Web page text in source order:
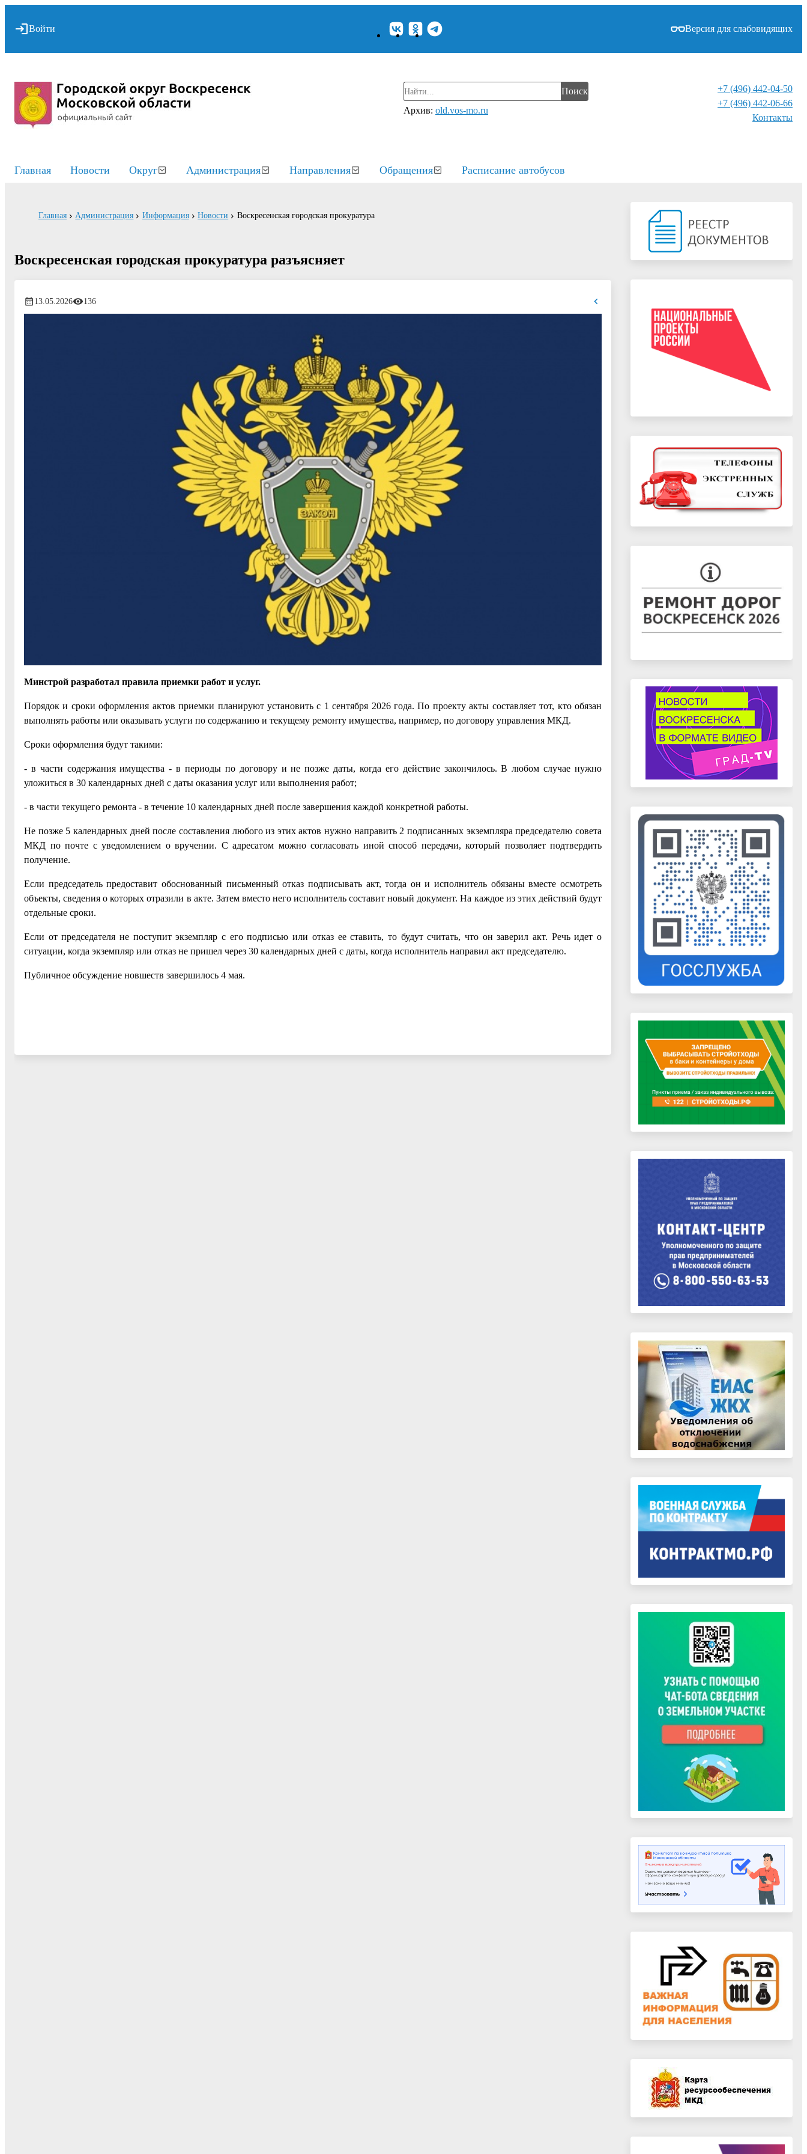
Войти Версия для слабовидящих
Поиск
Архив: old.vos-mo.ru
+7 (496) 442-04-50
+7 (496) 442-06-66
Контакты⁠
Главная Новости Округ Администрация Направления Обращения Расписание автобусов
Главная Администрация Информация Новости Воскресенская городская прокуратура
Воскресенская городская прокуратура разъясняет
13.05.2026 136
Минстрой разработал правила приемки работ и услуг.
Порядок и сроки оформления актов приемки планируют установить с 1 сентября 2026 года. По проекту акты составляет тот, кто обязан
выполнять работы или оказывать услуги по содержанию и текущему ремонту имущества, например, по договору управления МКД.
Сроки оформления будут такими:
- в части содержания имущества - в периоды по договору и не позже даты, когда его действие закончилось. В любом случае нужно
уложиться в 30 календарных дней с даты оказания услуг или выполнения работ;
- в части текущего ремонта - в течение 10 календарных дней после завершения каждой конкретной работы.
Не позже 5 календарных дней после составления любого из этих актов нужно направить 2 подписанных экземпляра председателю совета
МКД по почте с уведомлением о вручении. С адресатом можно согласовать иной способ передачи, который позволяет подтвердить
получение.
Если председатель предоставит обоснованный письменный отказ подписывать акт, тогда он и исполнитель обязаны вместе осмотреть
объекты, сведения о которых отразили в акте. Затем вместо него исполнитель составит новый документ. На каждое из этих действий будут
отдельные сроки.
Если от председателя не поступит экземпляр с его подписью или отказ ее ставить, то будут считать, что он заверил акт. Речь идет о
ситуации, когда экземпляр или отказ не пришел через 30 календарных дней с даты, когда исполнитель направил акт председателю.
Публичное обсуждение новшеств завершилось 4 мая.